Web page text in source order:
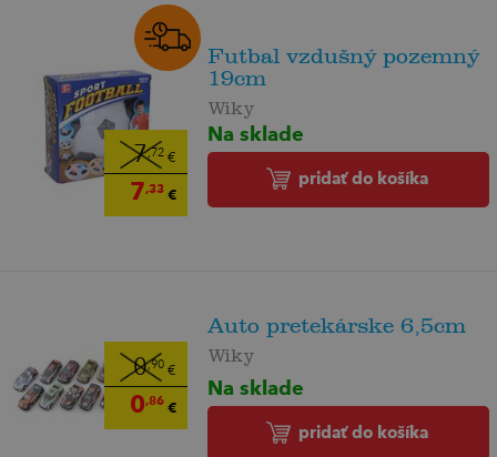
7,72€
7,33€
Futbal vzdušný pozemný
19cm
Wiky
Na sklade
pridať do košíka
0,90€
0,86€
Auto pretekárske 6,5cm
Wiky
Na sklade
pridať do košíka